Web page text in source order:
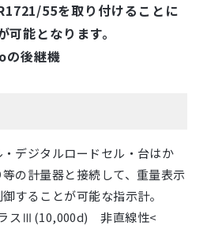
55を取り付けることに
能となります。
後継機
デジタルロードセル・台はか
の計量器と接続して、重量表示
することが可能な指示計。
スⅢ(10,000d) 非直線性<